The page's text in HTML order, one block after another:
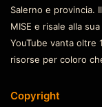
Salerno e provincia.
MISE e risale alla
YouTube vanta oltre
risorse per coloro
Copyright